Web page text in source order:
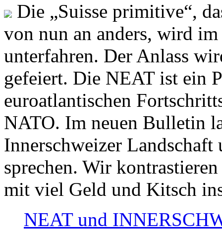
Die „Suisse primitive“,
von nun an anders, wird
unterfahren. Der Anlass
gefeiert. Die NEAT ist ein
euroatlantischen
NATO. Im neuen Bulletin
Innerschweizer
sprechen. Wir
mit viel Geld und Kitsch
NEAT und